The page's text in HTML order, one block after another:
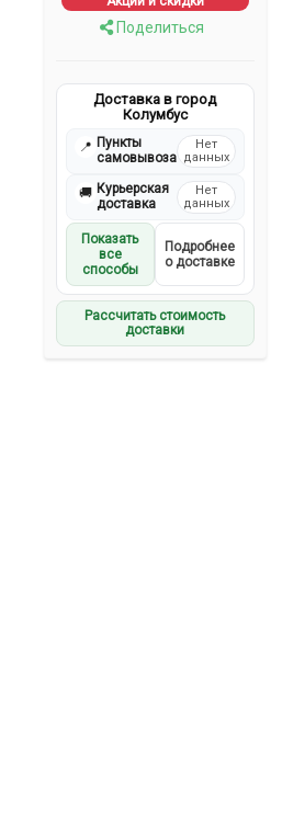
Поделиться
Доставка в город
Колумбус
📍 Пункты
самовывоза
Нет
данных
🚚 Курьерская
доставка
Нет
данных
Показать
все
способы
Подробнее
о доставке
Рассчитать стоимость
доставки